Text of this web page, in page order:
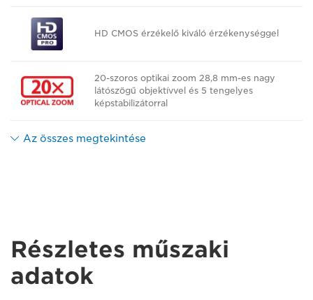
HD CMOS érzékelő kiváló érzékenységgel
20-szoros optikai zoom 28,8 mm-es nagy
látószögű objektívvel és 5 tengelyes
képstabilizátorral
Az összes megtekintése
Részletes műszaki
adatok